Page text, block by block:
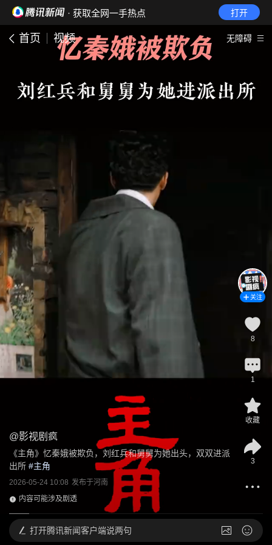
· 获取全网一手热点 打开
首页 视频 无障碍
@影视剧疯
《主角》忆秦娥被欺负，刘红兵和舅舅为她出头，双双进派
出所 #主角
2026-05-24 10:08 发布于河南
内容可能涉及剧透
关注
8
1
收藏
3
打开腾讯新闻客户端说两句